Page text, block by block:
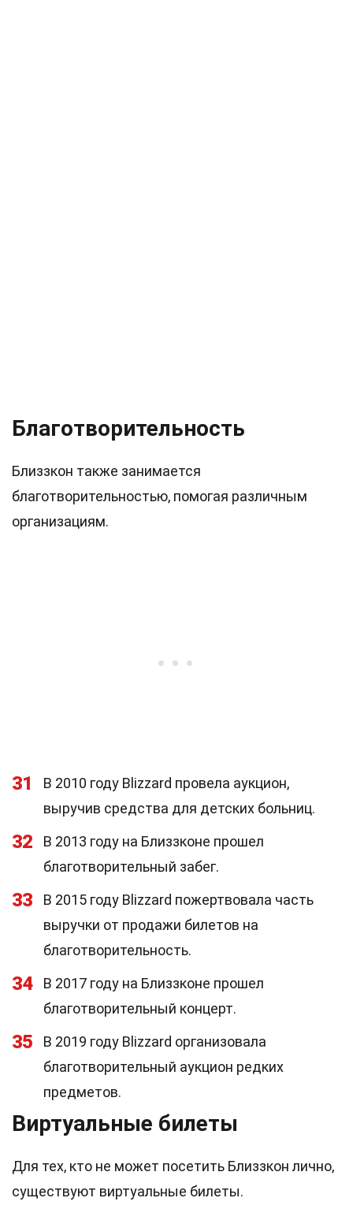
Благотворительность
Близзкон также занимается
благотворительностью, помогая различным
организациям.
31
В 2010 году Blizzard провела аукцион,
выручив средства для детских больниц.
32
В 2013 году на Близзконе прошел
благотворительный забег.
33
В 2015 году Blizzard пожертвовала часть
выручки от продажи билетов на
благотворительность.
34
В 2017 году на Близзконе прошел
благотворительный концерт.
35
В 2019 году Blizzard организовала
благотворительный аукцион редких
предметов.
Виртуальные билеты
Для тех, кто не может посетить Близзкон лично,
существуют виртуальные билеты.